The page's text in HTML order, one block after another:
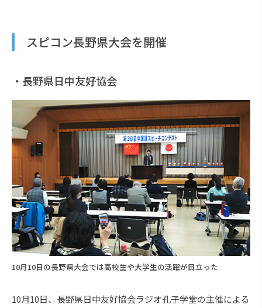
スピコン長野県大会を開催
・長野県日中友好協会
10月10日の長野県大会では高校生や大学生の活躍が目立った
10月10日、長野県日中友好協会ラジオ孔子学堂の主催による